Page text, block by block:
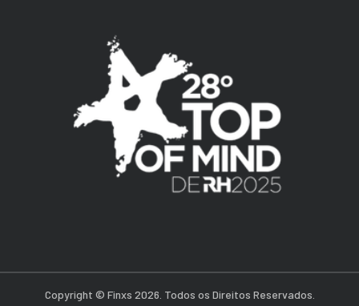
Copyright © Finxs 2026. Todos os Direitos Reservados.